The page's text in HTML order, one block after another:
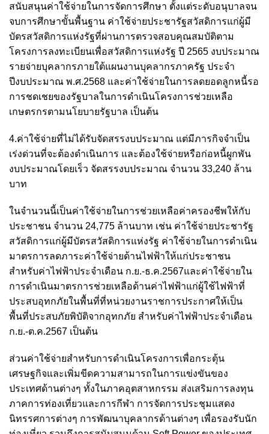
สนับสนุนค่าใช้จ่ายในการจัดการศึกษา ตั้งแต่ระดับอนุบาลจน
จบการศึกษาขั้นพื้นฐาน ค่าใช้จ่ายประชารัฐสวัสดิการแก่ผู้มี
บัตรสวัสดิการแห่งรัฐที่ผ่านการตรวจสอบคุณสมบัติตาม
โครงการลงทะเบียนเพื่อสวัสดิการแห่งรัฐ ปี 2565 งบประมาณ
รายจ่ายบุคลากรภายใต้แผนงานบุคลากรภาครัฐ ประจำ
ปีงบประมาณ พ.ศ.2568 และค่าใช้จ่ายในการลดยอดลูกหนี้รอ
การชดเชยของรัฐบาลในการดำเนินโครงการช่วยเหลือ
เกษตรกรตามนโยบายรัฐบาล เป็นต้น
4.ค่าใช้จ่ายที่ไม่ได้รับจัดสรรงบประมาณ แต่มีภารกิจจำเป็น
เร่งด่วนที่จะต้องดำเนินการ และต้องใช้จ่ายหรือก่อหนี้ผูกพัน
งบประมาณโดยเร็ว จัดสรรงบประมาณ จำนวน 33,240 ล้าน
บาท
ในจำนวนนี้เป็นค่าใช้จ่ายในการช่วยเหลือค่าครองชีพให้กับ
ประชาชน จำนวน 24,775 ล้านบาท เช่น ค่าใช้จ่ายประชารัฐ
สวัสดิการแก่ผู้มีบัตรสวัสดิการแห่งรัฐ ค่าใช้จ่ายในการดำเนิน
มาตรการลดภาระค่าใช้จ่ายด้านไฟฟ้าให้แก่ประชาชน
สำหรับค่าไฟฟ้าประจำเดือน ก.ย.-ธ.ค.2567และค่าใช้จ่ายใน
การดำเนินมาตรการช่วยเหลือด้านค่าไฟฟ้าแก่ผู้ใช้ไฟฟ้าที่
ประสบอุทกภัยในพื้นที่ที่หน่วยงานราชการประกาศให้เป็น
พื้นที่ประสบภัยพิบัติจากอุทกภัย สำหรับค่าไฟฟ้าประจำเดือน
ก.ย.-ต.ค.2567 เป็นต้น
ส่วนค่าใช้จ่ายสำหรับการดำเนินโครงการเพื่อกระตุ้น
เศรษฐกิจและเพิ่มขีดความสามารถในการแข่งขันของ
ประเทศด้านต่างๆ ทั้งในภาคอุตสาหกรรม ส่งเสริมการลงทุน
ภาคการท่องเที่ยวและการกีฬา การจัดการประชุมแสดง
นิทรรศการต่างๆ การพัฒนาบุคลากรด้านต่างๆ เพื่อรองรับนัก